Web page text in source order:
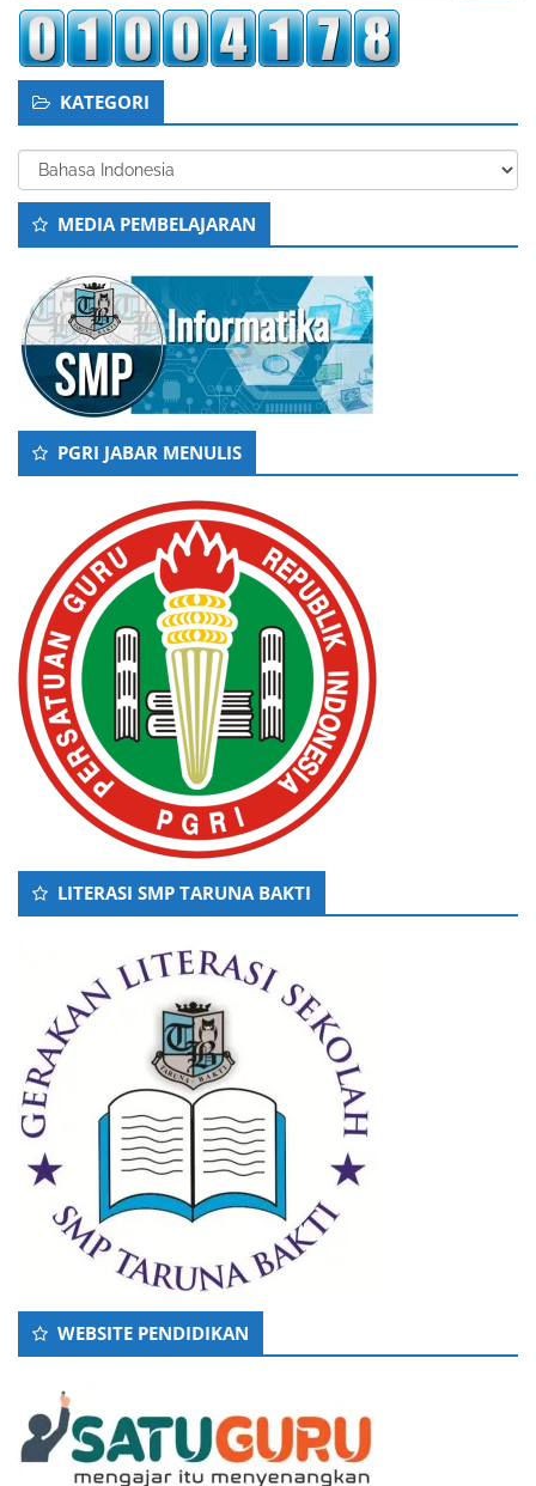
KATEGORI
Kategori
MEDIA PEMBELAJARAN
PGRI JABAR MENULIS
LITERASI SMP TARUNA BAKTI
WEBSITE PENDIDIKAN